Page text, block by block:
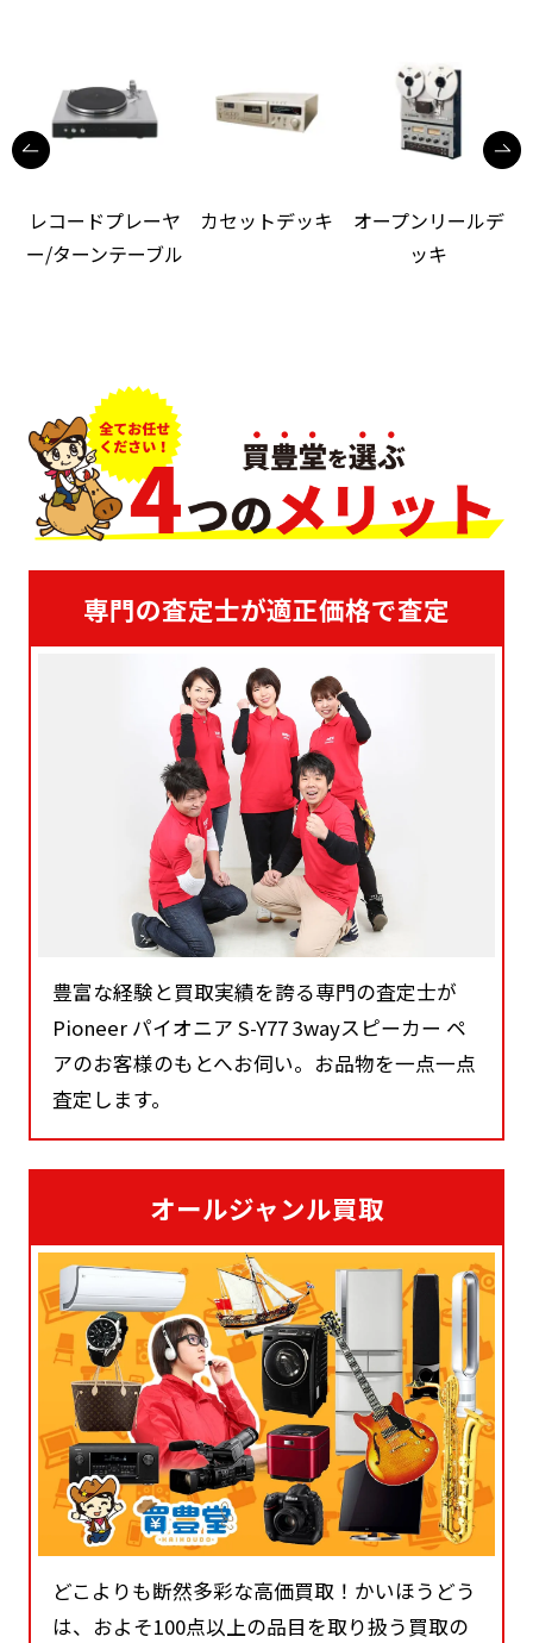
レコードプレーヤ
ー/ターンテーブル
カセットデッキ
オープンリールデ
ッキ
専門の査定士が適正価格で査定
豊富な経験と買取実績を誇る専門の査定士が
Pioneer パイオニア S-Y77 3wayスピーカー ペ
アのお客様のもとへお伺い。お品物を一点一点
査定します。
オールジャンル買取
どこよりも断然多彩な高価買取！かいほうどう
は、およそ100点以上の品目を取り扱う買取の